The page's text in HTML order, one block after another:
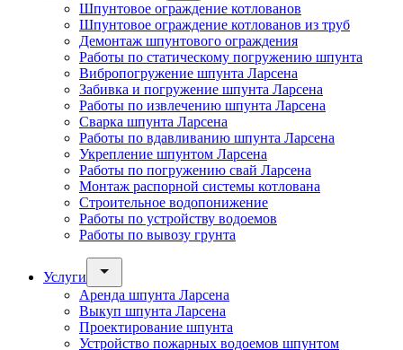
Шпунтовое ограждение котлованов
Шпунтовое ограждение котлованов из труб
Демонтаж шпунтового ограждения
Работы по статическому погружению шпунта
Вибропогружение шпунта Ларсена
Забивка и погружение шпунта Ларсена
Работы по извлечению шпунта Ларсена
Сварка шпунта Ларсена
Работы по вдавливанию шпунта Ларсена
Укрепление шпунтом Ларсена
Работы по погружению свай Ларсена
Монтаж распорной системы котлована
Строительное водопонижение
Работы по устройству водоемов
Работы по вывозу грунта
Услуги
Аренда шпунта Ларсена
Выкуп шпунта Ларсена
Проектирование шпунта
Устройство пожарных водоемов шпунтом